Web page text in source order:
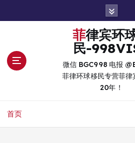
菲律宾环球移
民-
微信 BGC998 电报
菲律环球移民专营菲律
20年！
首页